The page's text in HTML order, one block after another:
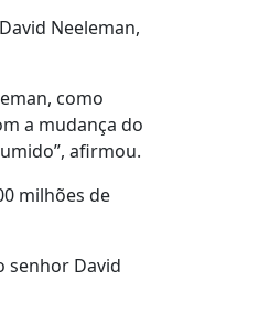
Neeleman,
como
a mudança do
afirmou.
milhões de
senhor David